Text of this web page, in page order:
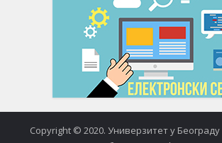
Copyright © 2020. Универзитет у